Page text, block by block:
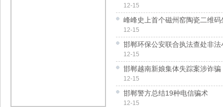
12-15
峰峰史上首个磁州窑陶瓷二维
12-15
邯郸环保公安联合执法查处非法
12-15
邯郸越南新娘集体失踪案涉诈
12-15
邯郸警方总结19种电信骗术
12-15